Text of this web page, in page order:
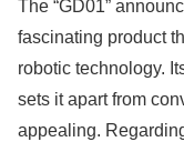
The “GD01”
fascinating product
robotic technology.
sets it apart from
appealing.